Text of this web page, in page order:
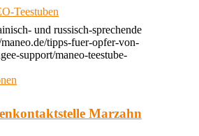
Teestuben
und russisch-sprechende
tipps-fuer-opfer-von-
support/maneo-teestube-
Marzahn